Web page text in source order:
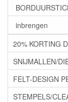
inbrengen
20% KORTING
SNIJMALLEN/
FELT-DESIGN
STEMPELS/